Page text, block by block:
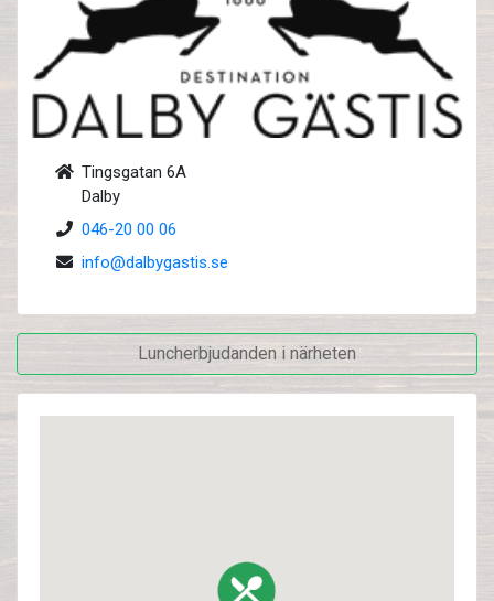
Tingsgatan 6A
Dalby
046-20 00 06
info@dalbygastis.se
Luncherbjudanden i närheten